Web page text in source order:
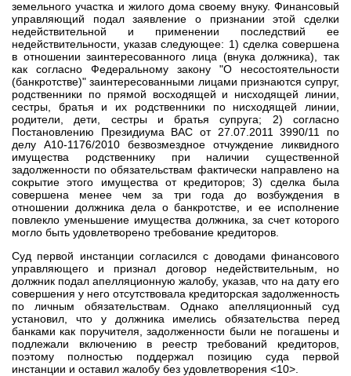
земельного участка и жилого дома своему внуку. Финансовый
управляющий подал заявление о признании этой сделки
недействительной и применении последствий ее
недействительности, указав следующее: 1) сделка совершена
в отношении заинтересованного лица (внука должника), так
как согласно Федеральному закону "О несостоятельности
(банкротстве)" заинтересованными лицами признаются супруг,
родственники по прямой восходящей и нисходящей линии,
сестры, братья и их родственники по нисходящей линии,
родители, дети, сестры и братья супруга; 2) согласно
Постановлению Президиума ВАС от 27.07.2011 3990/11 по
делу А10-1176/2010 безвозмездное отчуждение ликвидного
имущества родственнику при наличии существенной
задолженности по обязательствам фактически направлено на
сокрытие этого имущества от кредиторов; 3) сделка была
совершена менее чем за три года до возбуждения в
отношении должника дела о банкротстве, и ее исполнение
повлекло уменьшение имущества должника, за счет которого
могло быть удовлетворено требование кредиторов.
Суд первой инстанции согласился с доводами финансового
управляющего и признал договор недействительным, но
должник подал апелляционную жалобу, указав, что на дату его
совершения у него отсутствовала кредиторская задолженность
по личным обязательствам. Однако апелляционный суд
установил, что у должника имелись обязательства перед
банками как поручителя, задолженности были не погашены и
подлежали включению в реестр требований кредиторов,
поэтому полностью поддержал позицию суда первой
инстанции и оставил жалобу без удовлетворения <10>.